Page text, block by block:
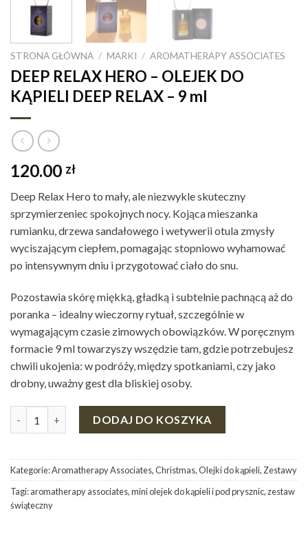
STRONA GŁÓWNA / MARKI / AROMATHERAPY ASSOCIATES
DEEP RELAX HERO – OLEJEK DO
KĄPIELI DEEP RELAX – 9 ml
120.00 zł
Deep Relax Hero to mały, ale niezwykle skuteczny
sprzymierzeniec spokojnych nocy. Kojąca mieszanka
rumianku, drzewa sandałowego i wetywerii otula zmysły
wyciszającym ciepłem, pomagając stopniowo wyhamować
po intensywnym dniu i przygotować ciało do snu.
Pozostawia skórę miękką, gładką i subtelnie pachnącą aż do
poranka – idealny wieczorny rytuał, szczególnie w
wymagającym czasie zimowych obowiązków. W poręcznym
formacie 9 ml towarzyszy wszędzie tam, gdzie potrzebujesz
chwili ukojenia: w podróży, między spotkaniami, czy jako
drobny, uważny gest dla bliskiej osoby.
DODAJ DO KOSZYKA
Kategorie:Aromatherapy Associates,Christmas,Olejki do kąpieli, Zestawy
Tagi:aromatherapy associates,mini olejek do kąpieli i pod prysznic,zestaw
świąteczny